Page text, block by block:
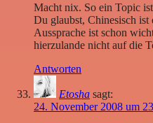
Macht nix. So ein Topic
Du glaubst, Chinesisch ist
Aussprache ist schon
hierzulande nicht auf die
Antworten
Etosha sagt:
24. November 2008 um